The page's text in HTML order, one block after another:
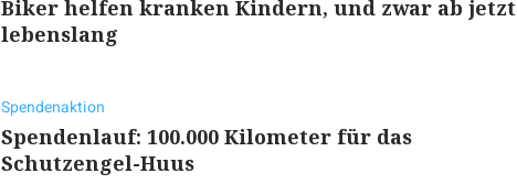
Biker helfen kranken Kindern, und zwar ab jetzt
lebenslang
Spendenaktion
Spendenlauf: 100.000 Kilometer für das
Schutzengel-Huus